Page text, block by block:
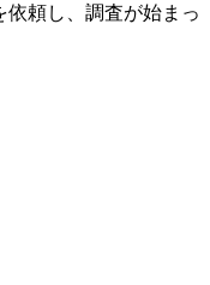
頼し、調査が始まっ